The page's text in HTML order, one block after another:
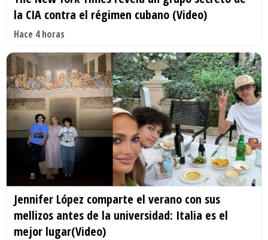
la CIA contra el régimen cubano (Video)
Hace 4 horas
Jennifer López comparte el verano con sus
mellizos antes de la universidad: Italia es el
mejor lugar(Video)